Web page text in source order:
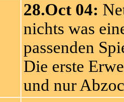
28.Oct 04:
nichts was
passenden
Die erste
und nur